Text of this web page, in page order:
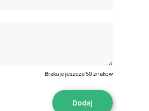
Brakuje jeszcze50 znaków